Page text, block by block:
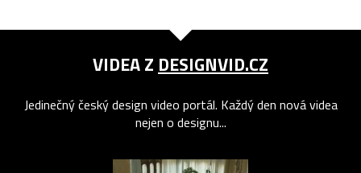
VIDEA Z DESIGNVID.CZ
Jedinečný český design video portál. Každý den nová videa
nejen o designu...